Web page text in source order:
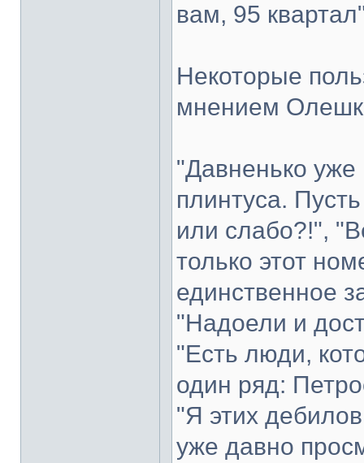
вам, 95
Некоторые
мнением
"Давненько
плинтуса.
или слабо?!",
только этот
единственное
"Надоели и
"Есть люди,
один ряд:
"Я этих
уже давно